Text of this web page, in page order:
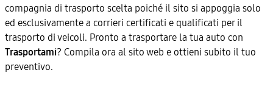
compagnia di trasporto scelta poiché il sito si appoggia solo
ed esclusivamente a corrieri certificati e qualificati per il
trasporto di veicoli. Pronto a trasportare la tua auto con
Trasportami? Compila ora al sito web e ottieni subito il tuo
preventivo.